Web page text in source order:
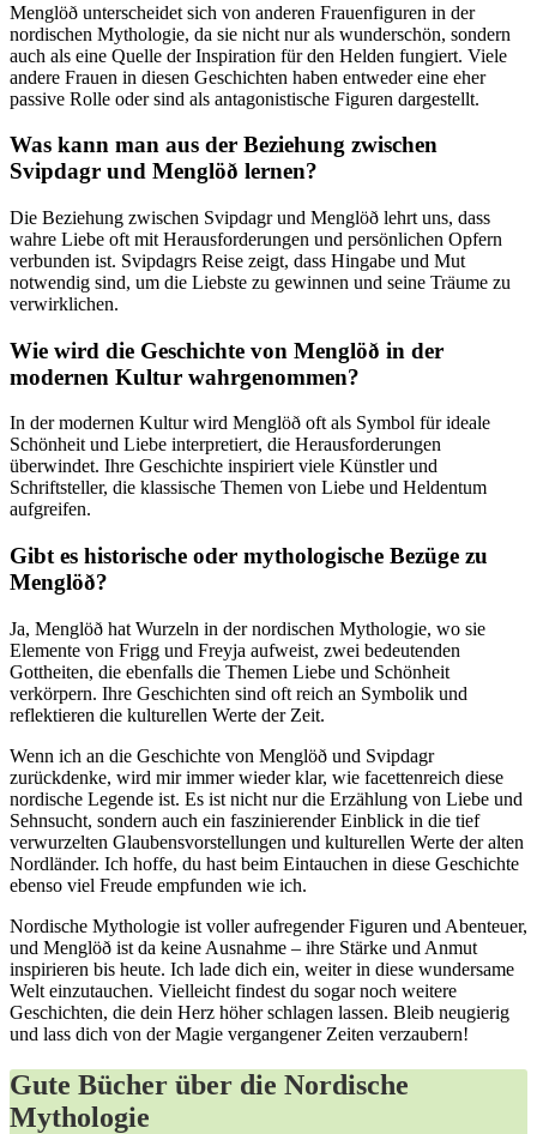
Menglöð ​unterscheidet ⁢sich von anderen Frauenfiguren in der
nordischen Mythologie, ‍da sie​ nicht nur als ⁢wunderschön, sondern
auch als eine Quelle der⁣ Inspiration für den Helden fungiert. Viele
andere Frauen in diesen Geschichten‍ haben entweder ‍eine eher ​
passive Rolle ​oder sind als antagonistische Figuren dargestellt.
Was kann man aus der Beziehung‌ zwischen
Svipdagr und Menglöð lernen?
Die Beziehung zwischen Svipdagr‌ und Menglöð lehrt uns, dass
wahre‌ Liebe oft mit Herausforderungen und persönlichen Opfern
verbunden ist. Svipdagrs Reise zeigt, dass Hingabe und Mut
notwendig sind, um die Liebste zu gewinnen und seine Träume zu
verwirklichen.
Wie wird ⁣die Geschichte von Menglöð in der
modernen Kultur wahrgenommen?
In der modernen Kultur wird​ Menglöð oft als Symbol für ideale
Schönheit und Liebe interpretiert, die Herausforderungen
überwindet. Ihre Geschichte inspiriert viele Künstler und
Schriftsteller, die klassische Themen von Liebe und Heldentum
aufgreifen.
Gibt ⁤es historische‌ oder mythologische Bezüge zu
Menglöð?
Ja, ​Menglöð hat Wurzeln in der nordischen Mythologie, ‌wo sie ​
Elemente‌ von Frigg und Freyja aufweist, zwei⁤ bedeutenden
Gottheiten, die ebenfalls die Themen Liebe ‌und Schönheit
⁣verkörpern. Ihre Geschichten sind oft reich an‌ Symbolik und
reflektieren die kulturellen⁣ Werte der Zeit.
Wenn ich an die ‍Geschichte von Menglöð und Svipdagr
zurückdenke, wird mir immer wieder klar, wie facettenreich diese
nordische Legende ist. Es ist‍ nicht nur die Erzählung von Liebe und
Sehnsucht, sondern auch ein faszinierender Einblick‍ in die tief
verwurzelten Glaubensvorstellungen⁣ und kulturellen Werte der alten
Nordländer. Ich hoffe, du hast beim Eintauchen in ‌diese Geschichte
ebenso viel ‌Freude​ empfunden wie ich.
Nordische Mythologie ist voller aufregender Figuren und Abenteuer,
und Menglöð⁤ ist da keine Ausnahme – ihre Stärke und Anmut
inspirieren bis heute. Ich lade dich ein, weiter in diese wundersame
Welt⁣ einzutauchen. Vielleicht findest ⁣du sogar noch weitere
Geschichten, die ‍dein Herz höher schlagen lassen. Bleib neugierig‌
und lass dich⁣ von⁢ der Magie vergangener Zeiten verzaubern!
Gute Bücher über die Nordische
Mythologie